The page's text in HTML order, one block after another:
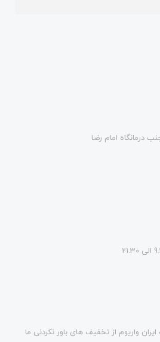
درمانگاه امام رضا
واریوم از تخفیف های باور نکردنی ما